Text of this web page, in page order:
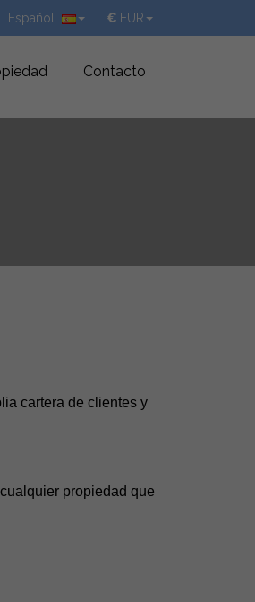
€ EUR
Español
Contacto
cartera de clientes y
propiedad que